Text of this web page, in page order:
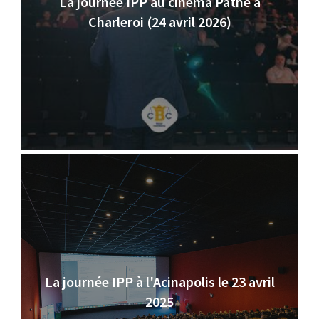
Charleroi (24 avril 2026)
La journée IPP à l'Acinapolis le 23 avril
2025